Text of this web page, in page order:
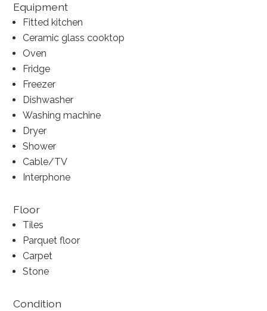
Equipment
Fitted kitchen
Ceramic glass cooktop
Oven
Fridge
Freezer
Dishwasher
Washing machine
Dryer
Shower
Cable/TV
Interphone
Floor
Tiles
Parquet floor
Carpet
Stone
Condition